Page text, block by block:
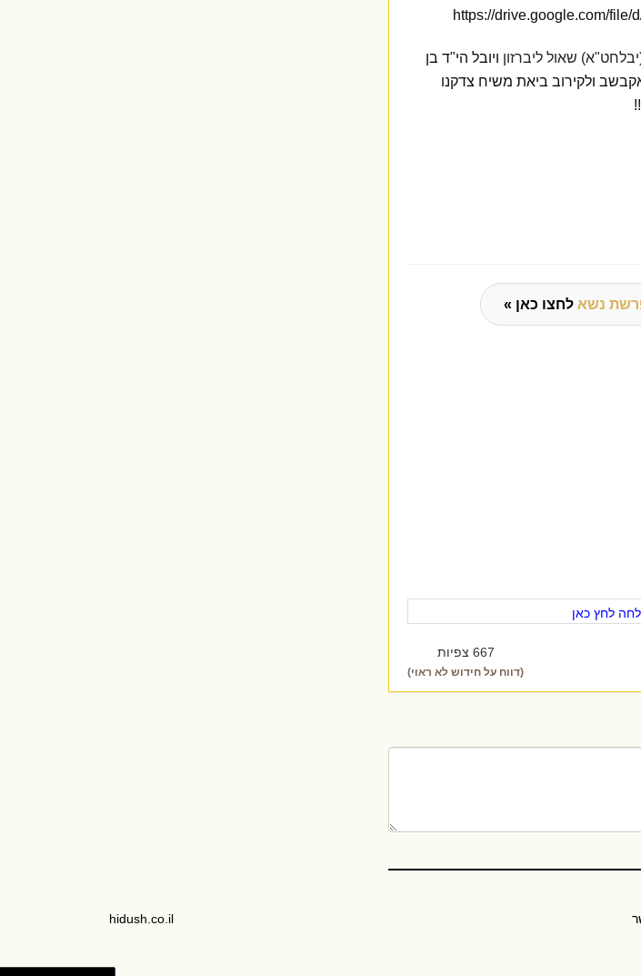
https://drive.google.com/
שאול ליברזון ויובל הי"ד בן
ולקירוב ביאת משיח צדקנו
נשא לחצו כאן »
לחץ כאן
667 צפיות
(דווח על חידוש לא ראוי)
hidush.co.il